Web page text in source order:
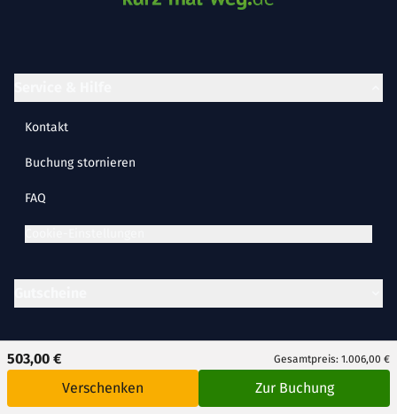
503,00 € Gesamtpreis: 1.006,00 €
Verschenken Zur Buchung
Kontakt
Buchung stornieren
FAQ
Inspiration